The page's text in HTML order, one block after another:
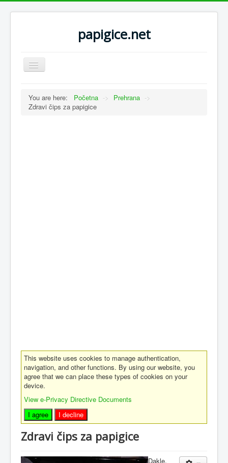
papigice.net
Toggle
Navigation
You are here: Početna -> Prehrana ->
Zdravi čips za papigice
This website uses cookies to manage authentication,
navigation, and other functions. By using our website, you
agree that we can place these types of cookies on your
device.
View e-Privacy Directive Documents
I agree
I decline
Zdravi čips za papigice
Dakle,